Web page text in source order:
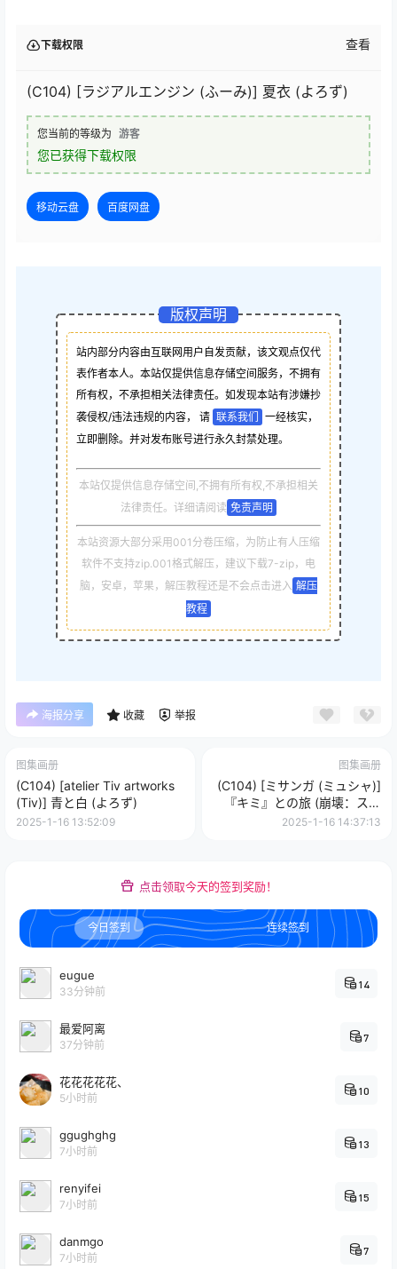
下载权限 查看
(C104) [ラジアルエンジン (ふーみ)] 夏衣 (よろず)
您当前的等级为 游客
您已获得下载权限
移动云盘 百度网盘
版权声明
站内部分内容由互联网用户自发贡献，该文观点仅代
表作者本人。本站仅提供信息存储空间服务，不拥有
所有权，不承担相关法律责任。如发现本站有涉嫌抄
袭侵权/违法违规的内容， 请 联系我们
一经核实，
立即删除。并对发布账号进行永久封禁处理。
本站仅提供信息存储空间,不拥有所有权,不承担相关
法律责任。详细请阅读 免责声明
本站资源大部分采用001分卷压缩，为防止有人压缩
软件不支持zip.001格式解压，建议下载7-zip，电
脑，安卓，苹果，解压教程还是不会点击进入 解压
教程
海报分享 收藏 举报
图集画册
(C104) [atelier Tiv artworks
(Tiv)] 青と白 (よろず)
2025-1-16 13:52:09
图集画册
(C104) [ミサンガ (ミュシャ)]
『キミ』との旅 (崩壊：スタ
ーレイル)
2025-1-16 14:37:13
点击领取今天的签到奖励！
今日签到 连续签到
eugue
33分钟前
14
最爱阿离
37分钟前
7
花花花花花、
5小时前
10
ggughghg
7小时前
13
renyifei
7小时前
15
danmgo
7小时前
7